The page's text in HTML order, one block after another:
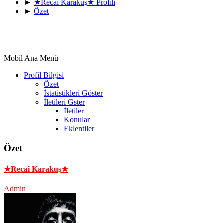
► ★Recai Karakuş★ Profili
► Özet
Mobil Ana Menü
Profil Bilgisi
Özet
İstatistikleri Göster
İletileri Gster
İletiler
Konular
Eklentiler
Özet
★Recai Karakuş★
Admin